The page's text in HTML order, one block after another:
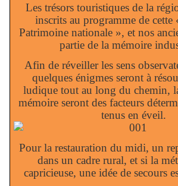
Les trésors touristiques de la
inscrits au programme de cette
Patrimoine nationale », et nos
partie de la mémoire
Afin de réveiller les sens
quelques énigmes seront à
ludique tout au long du chemin,
mémoire seront des facteurs
tenus en éveil.
Pour la restauration du midi, un
dans un cadre rural, et si la
capricieuse, une idée de secours